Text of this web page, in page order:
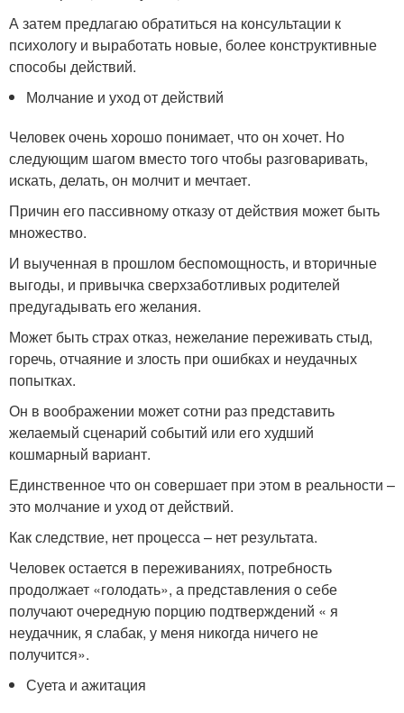
А затем предлагаю обратиться на консультации к
психологу и выработать новые, более конструктивные
способы действий.
Молчание и уход от действий
Человек очень хорошо понимает, что он хочет. Но
следующим шагом вместо того чтобы разговаривать,
искать, делать, он молчит и мечтает.
Причин его пассивному отказу от действия может быть
множество.
И выученная в прошлом беспомощность, и вторичные
выгоды, и привычка сверхзаботливых родителей
предугадывать его желания.
Может быть страх отказ, нежелание переживать стыд,
горечь, отчаяние и злость при ошибках и неудачных
попытках.
Он в воображении может сотни раз представить
желаемый сценарий событий или его худший
кошмарный вариант.
Единственное что он совершает при этом в реальности –
это молчание и уход от действий.
Как следствие, нет процесса – нет результата.
Человек остается в переживаниях, потребность
продолжает «голодать», а представления о себе
получают очередную порцию подтверждений « я
неудачник, я слабак, у меня никогда ничего не
получится».
Суета и ажитация